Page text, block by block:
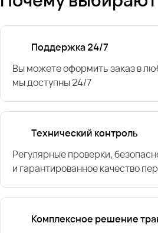
Поддержка 24/7
Вы можете оформить заказ в
мы доступны 24/7
Технический контроль
Регулярные проверки,
и гарантированное качество
Комплексное решение